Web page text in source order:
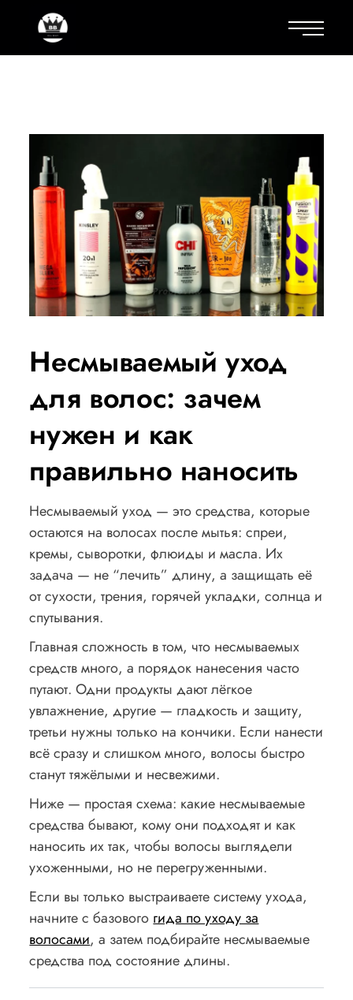
Несмываемый уход
для волос: зачем
нужен и как
правильно наносить
Несмываемый уход — это средства, которые
остаются на волосах после мытья: спреи,
кремы, сыворотки, флюиды и масла. Их
задача — не “лечить” длину, а защищать её
от сухости, трения, горячей укладки, солнца и
спутывания.
Главная сложность в том, что несмываемых
средств много, а порядок нанесения часто
путают. Одни продукты дают лёгкое
увлажнение, другие — гладкость и защиту,
третьи нужны только на кончики. Если нанести
всё сразу и слишком много, волосы быстро
станут тяжёлыми и несвежими.
Ниже — простая схема: какие несмываемые
средства бывают, кому они подходят и как
наносить их так, чтобы волосы выглядели
ухоженными, но не перегруженными.
Если вы только выстраиваете систему ухода,
начните с базового гида по уходу за
волосами, а затем подбирайте несмываемые
средства под состояние длины.